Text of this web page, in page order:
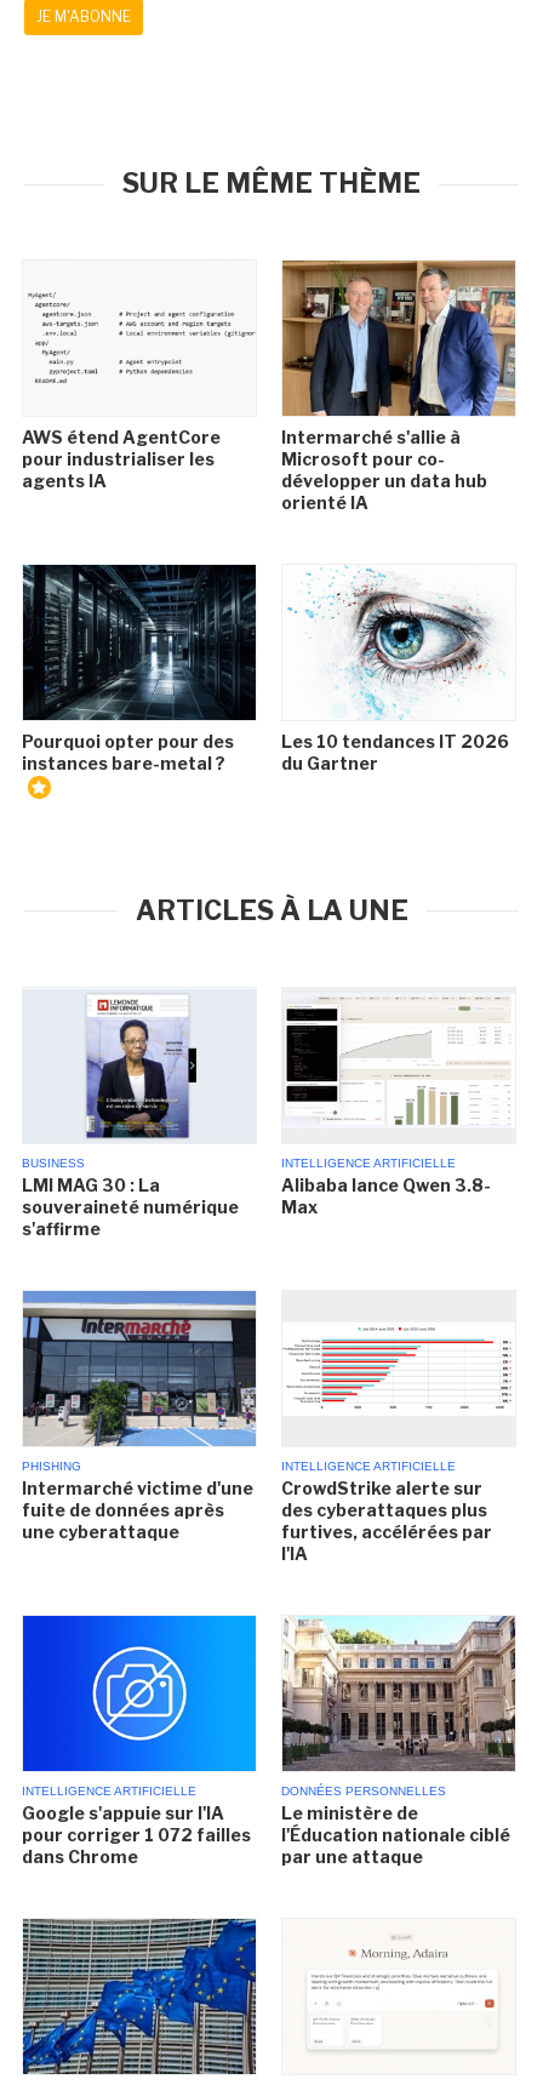
JE M'ABONNE
SUR LE MÊME THÈME
AWS étend AgentCore
pour industrialiser les
agents IA
Intermarché s'allie à
Microsoft pour co-
développer un data hub
orienté IA
Pourquoi opter pour des
instances bare-metal ?
Les 10 tendances IT 2026
du Gartner
ARTICLES À LA UNE
BUSINESS
LMI MAG 30 : La
souveraineté numérique
s'affirme
INTELLIGENCE ARTIFICIELLE
Alibaba lance Qwen 3.8-
Max
PHISHING
Intermarché victime d'une
fuite de données après
une cyberattaque
INTELLIGENCE ARTIFICIELLE
CrowdStrike alerte sur
des cyberattaques plus
furtives, accélérées par
l'IA
INTELLIGENCE ARTIFICIELLE
Google s'appuie sur l'IA
pour corriger 1 072 failles
dans Chrome
DONNÉES PERSONNELLES
Le ministère de
l'Éducation nationale ciblé
par une attaque